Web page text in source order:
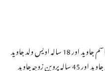
ریسکیو حکام نے بتایا کہ حادثے میں 25 سالہ قاسم جاوید اور 18 سالہ اویس ولد جاوید
جاں بحق ہوئے۔ جبکہ 18 سالہ صباحت ولد جاوید اور 45 سالہ پروین زوجہ جاوید